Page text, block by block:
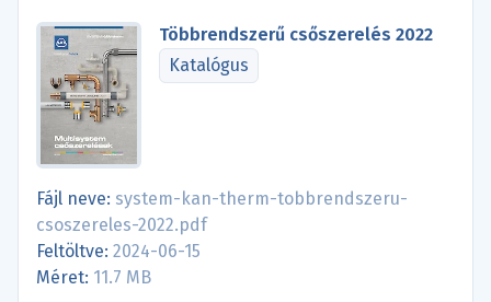
Többrendszerű csőszerelés 2022
Katalógus
Fájl neve: system-kan-therm-tobbrendszeru-
csoszereles-2022.pdf
Feltöltve: 2024-06-15
Méret: 11.7 MB